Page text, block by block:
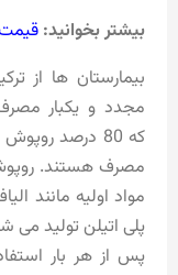
بیشتر بخوانید:
بیمارستان ها از
مجدد و یکبار
که 80 درصد
مصرف هستند.
مواد اولیه مانند
پلی اتیلن تولید می
پس از هر بار